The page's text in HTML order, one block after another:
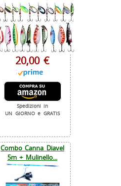
20,00 €
Spedizioni in
UN GIORNO e GRATIS
Combo Canna Diavel
5m + Mulinello...